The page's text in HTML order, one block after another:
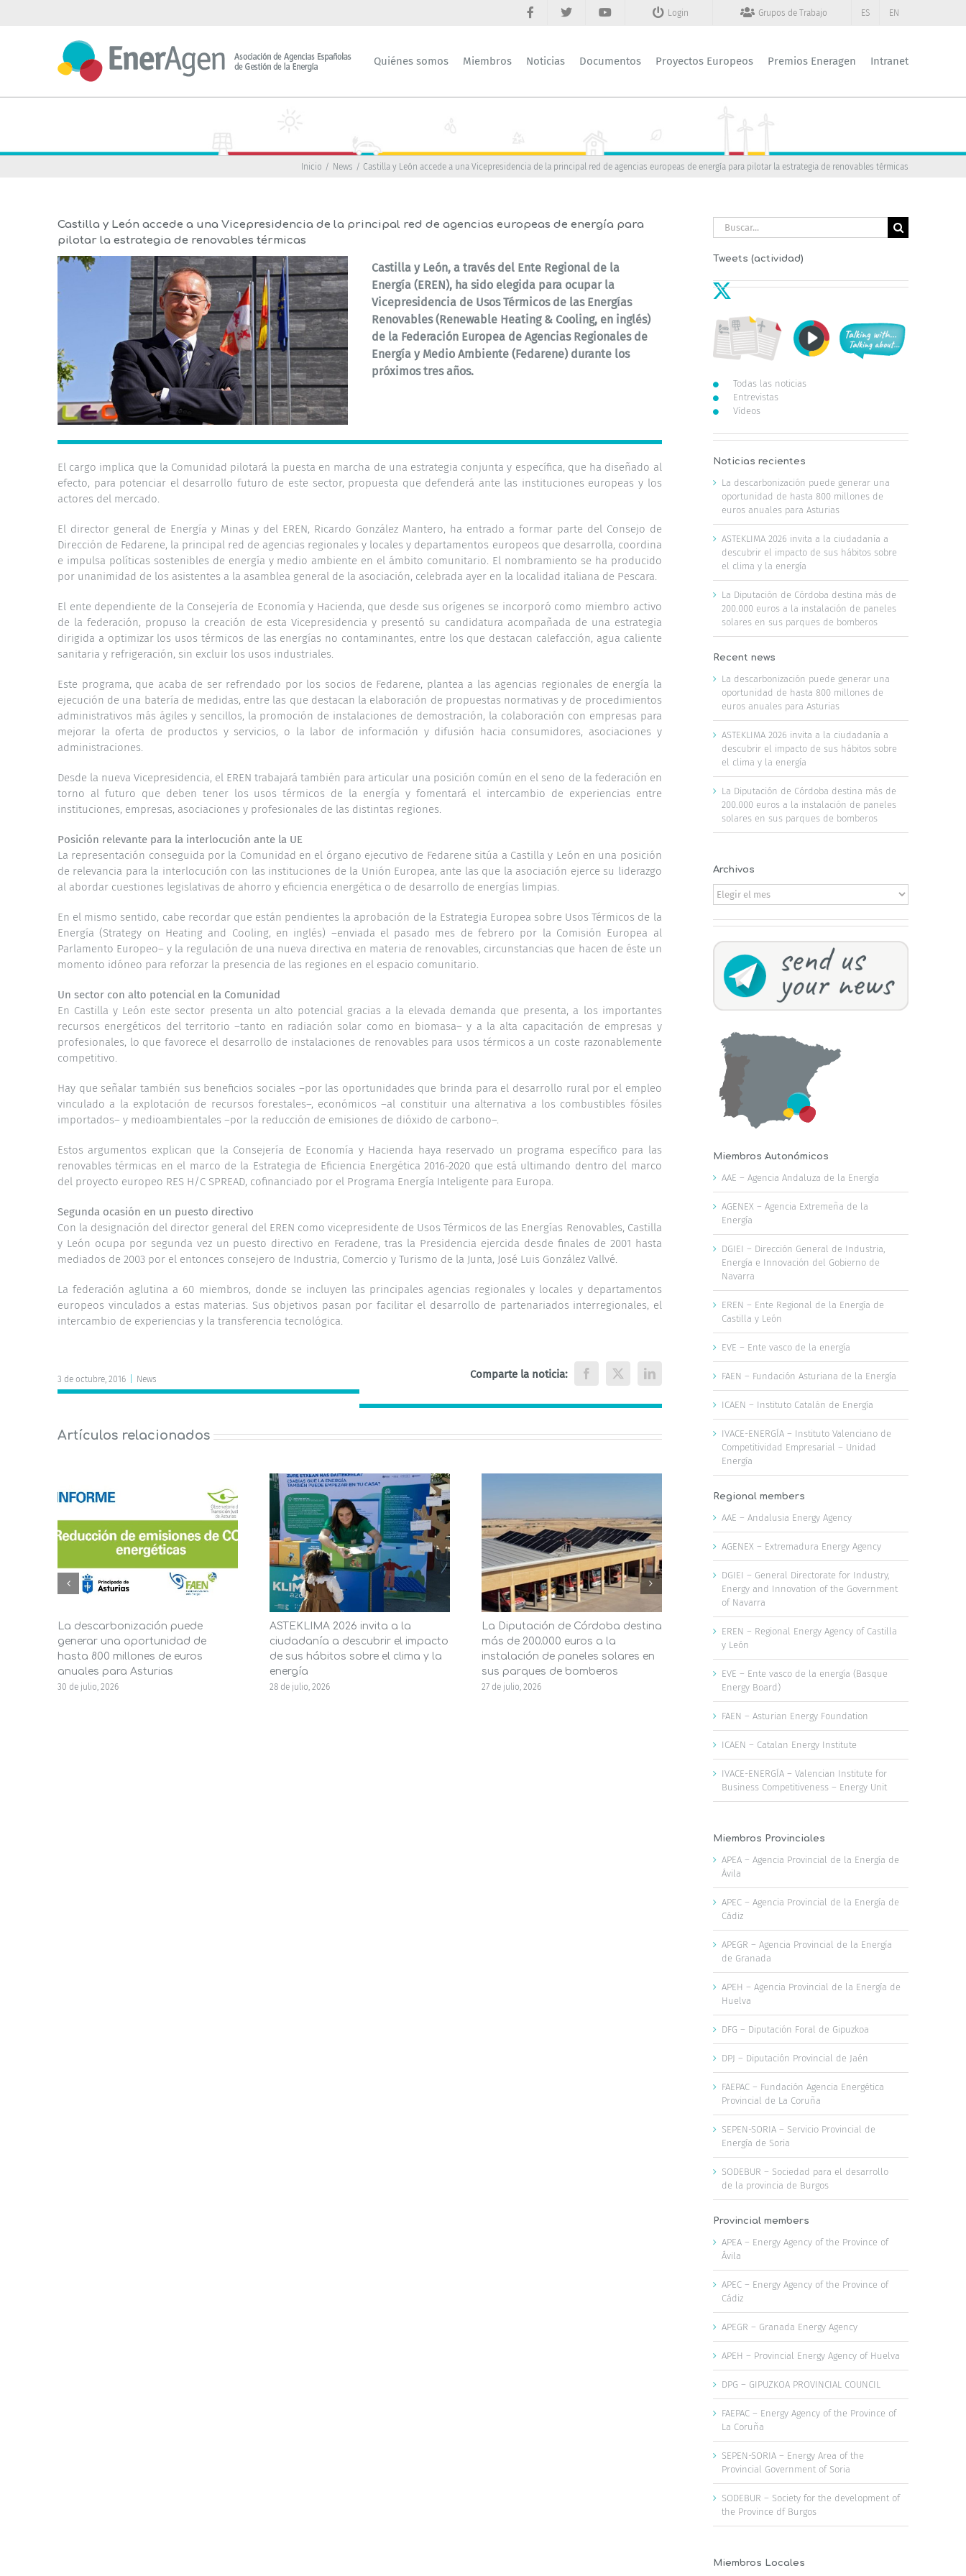
Login Grupos de Trabajo ES EN
Quiénes somos Miembros Noticias Documentos Proyectos Europeos Premios Eneragen Intranet
Inicio News Castilla y León accede a una Vicepresidencia de la principal red de agencias europeas de energía para pilotar la estrategia de renovables térmicas
Castilla y León accede a una Vicepresidencia de la principal red de agencias europeas de energía para
pilotar la estrategia de renovables térmicas
Castilla y León, a través del Ente Regional de la
Energía (EREN), ha sido elegida para ocupar la
Vicepresidencia de Usos Térmicos de las Energías
Renovables (Renewable Heating & Cooling, en inglés)
de la Federación Europea de Agencias Regionales de
Energía y Medio Ambiente (Fedarene) durante los
próximos tres años.
El cargo implica que la Comunidad pilotará la puesta en marcha de una estrategia conjunta y específica, que ha diseñado al
efecto, para potenciar el desarrollo futuro de este sector, propuesta que defenderá ante las instituciones europeas y los
actores del mercado.
El director general de Energía y Minas y del EREN, Ricardo González Mantero, ha entrado a formar parte del Consejo de
Dirección de Fedarene, la principal red de agencias regionales y locales y departamentos europeos que desarrolla, coordina
e impulsa políticas sostenibles de energía y medio ambiente en el ámbito comunitario. El nombramiento se ha producido
por unanimidad de los asistentes a la asamblea general de la asociación, celebrada ayer en la localidad italiana de Pescara.
El ente dependiente de la Consejería de Economía y Hacienda, que desde sus orígenes se incorporó como miembro activo
de la federación, propuso la creación de esta Vicepresidencia y presentó su candidatura acompañada de una estrategia
dirigida a optimizar los usos térmicos de las energías no contaminantes, entre los que destacan calefacción, agua caliente
sanitaria y refrigeración, sin excluir los usos industriales.
Este programa, que acaba de ser refrendado por los socios de Fedarene, plantea a las agencias regionales de energía la
ejecución de una batería de medidas, entre las que destacan la elaboración de propuestas normativas y de procedimientos
administrativos más ágiles y sencillos, la promoción de instalaciones de demostración, la colaboración con empresas para
mejorar la oferta de productos y servicios, o la labor de información y difusión hacia consumidores, asociaciones y
administraciones.
Desde la nueva Vicepresidencia, el EREN trabajará también para articular una posición común en el seno de la federación en
torno al futuro que deben tener los usos térmicos de la energía y fomentará el intercambio de experiencias entre
instituciones, empresas, asociaciones y profesionales de las distintas regiones.
Posición relevante para la interlocución ante la UE
La representación conseguida por la Comunidad en el órgano ejecutivo de Fedarene sitúa a Castilla y León en una posición
de relevancia para la interlocución con las instituciones de la Unión Europea, ante las que la asociación ejerce su liderazgo
al abordar cuestiones legislativas de ahorro y eficiencia energética o de desarrollo de energías limpias.
En el mismo sentido, cabe recordar que están pendientes la aprobación de la Estrategia Europea sobre Usos Térmicos de la
Energía (Strategy on Heating and Cooling, en inglés) –enviada el pasado mes de febrero por la Comisión Europea al
Parlamento Europeo– y la regulación de una nueva directiva en materia de renovables, circunstancias que hacen de éste un
momento idóneo para reforzar la presencia de las regiones en el espacio comunitario.
Un sector con alto potencial en la Comunidad
En Castilla y León este sector presenta un alto potencial gracias a la elevada demanda que presenta, a los importantes
recursos energéticos del territorio –tanto en radiación solar como en biomasa– y a la alta capacitación de empresas y
profesionales, lo que favorece el desarrollo de instalaciones de renovables para usos térmicos a un coste razonablemente
competitivo.
Hay que señalar también sus beneficios sociales –por las oportunidades que brinda para el desarrollo rural por el empleo
vinculado a la explotación de recursos forestales–, económicos –al constituir una alternativa a los combustibles fósiles
importados– y medioambientales –por la reducción de emisiones de dióxido de carbono–.
Estos argumentos explican que la Consejería de Economía y Hacienda haya reservado un programa específico para las
renovables térmicas en el marco de la Estrategia de Eficiencia Energética 2016-2020 que está ultimando dentro del marco
del proyecto europeo RES H/C SPREAD, cofinanciado por el Programa Energía Inteligente para Europa.
Segunda ocasión en un puesto directivo
Con la designación del director general del EREN como vicepresidente de Usos Térmicos de las Energías Renovables, Castilla
y León ocupa por segunda vez un puesto directivo en Feradene, tras la Presidencia ejercida desde finales de 2001 hasta
mediados de 2003 por el entonces consejero de Industria, Comercio y Turismo de la Junta, José Luis González Vallvé.
La federación aglutina a 60 miembros, donde se incluyen las principales agencias regionales y locales y departamentos
europeos vinculados a estas materias. Sus objetivos pasan por facilitar el desarrollo de partenariados interregionales, el
intercambio de experiencias y la transferencia tecnológica.
3 de octubre, 2016 News Comparte la noticia: Facebook
X LinkedIn
Artículos relacionados
La descarbonización puede
generar una oportunidad de
hasta 800 millones de euros
anuales para Asturias
30 de julio, 2026
ASTEKLIMA 2026 invita a la
ciudadanía a descubrir el impacto
de sus hábitos sobre el clima y la
energía
28 de julio, 2026
La Diputación de Córdoba destina
más de 200.000 euros a la
instalación de paneles solares en
sus parques de bomberos
27 de julio, 2026
El AMB aprueba medidas para
fomentar las energías renovables,
la disponibilidad de agua y la
infraestructura verde
23 de julio, 2026
reducir la
Buscar:
Tweets (actividad)
Todas las noticias
Entrevistas
Vídeos
Noticias recientes
La descarbonización puede generar una
oportunidad de hasta 800 millones de
euros anuales para Asturias
ASTEKLIMA 2026 invita a la ciudadanía a
descubrir el impacto de sus hábitos sobre
el clima y la energía
La Diputación de Córdoba destina más de
200.000 euros a la instalación de paneles
solares en sus parques de bomberos
Recent news
La descarbonización puede generar una
oportunidad de hasta 800 millones de
euros anuales para Asturias
ASTEKLIMA 2026 invita a la ciudadanía a
descubrir el impacto de sus hábitos sobre
el clima y la energía
La Diputación de Córdoba destina más de
200.000 euros a la instalación de paneles
solares en sus parques de bomberos
Archivos
Archivos
Miembros Autonómicos
AAE – Agencia Andaluza de la Energía
AGENEX – Agencia Extremeña de la
Energía
DGIEI – Dirección General de Industria,
Energía e Innovación del Gobierno de
Navarra
EREN – Ente Regional de la Energía de
Castilla y León
EVE – Ente vasco de la energía
FAEN – Fundación Asturiana de la Energía
ICAEN – Instituto Catalán de Energía
IVACE-ENERGÍA – Instituto Valenciano de
Competitividad Empresarial – Unidad
Energía
Regional members
AAE – Andalusia Energy Agency
AGENEX – Extremadura Energy Agency
DGIEI – General Directorate for Industry,
Energy and Innovation of the Government
of Navarra
EREN – Regional Energy Agency of Castilla
y León
EVE – Ente vasco de la energía (Basque
Energy Board)
FAEN – Asturian Energy Foundation
ICAEN – Catalan Energy Institute
IVACE-ENERGÍA – Valencian Institute for
Business Competitiveness – Energy Unit
Miembros Provinciales
APEA – Agencia Provincial de la Energía de
Ávila
APEC – Agencia Provincial de la Energía de
Cádiz
APEGR – Agencia Provincial de la Energía
de Granada
APEH – Agencia Provincial de la Energía de
Huelva
DFG – Diputación Foral de Gipuzkoa
DPJ – Diputación Provincial de Jaén
FAEPAC – Fundación Agencia Energética
Provincial de La Coruña
SEPEN-SORIA – Servicio Provincial de
Energía de Soria
SODEBUR – Sociedad para el desarrollo
de la provincia de Burgos
Provincial members
APEA – Energy Agency of the Province of
Ávila
APEC – Energy Agency of the Province of
Cádiz
APEGR – Granada Energy Agency
APEH – Provincial Energy Agency of Huelva
DPG – GIPUZKOA PROVINCIAL COUNCIL
FAEPAC – Energy Agency of the Province of
La Coruña
SEPEN-SORIA – Energy Area of the
Provincial Government of Soria
SODEBUR – Society for the development of
the Province df Burgos
Miembros Locales